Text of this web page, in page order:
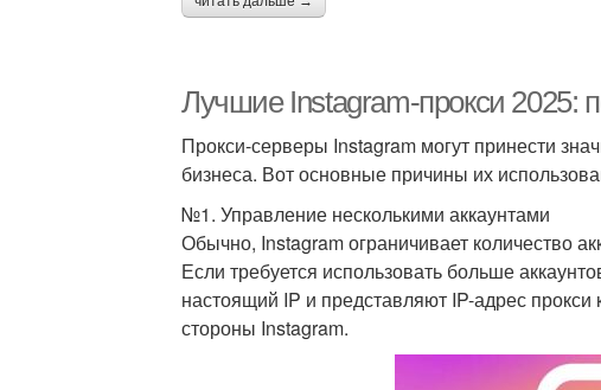
Лучшие Instagram-прокси 2025:
Прокси-серверы Instagram могут принести
бизнеса. Вот основные причины их
№1. Управление несколькими аккаунтами
Обычно, Instagram ограничивает количество
Если требуется использовать больше
настоящий IP и представляют IP-адрес
стороны Instagram.